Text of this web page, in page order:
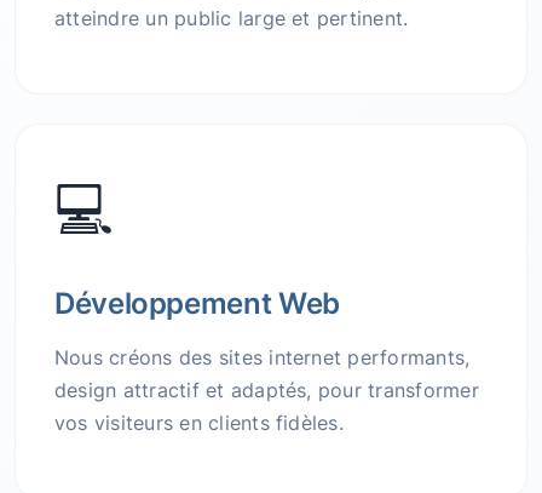
atteindre un public large et pertinent.
💻
Développement Web
Nous créons des sites internet performants,
design attractif et adaptés, pour transformer
vos visiteurs en clients fidèles.